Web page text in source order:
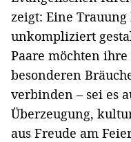
zeigt: Eine
unkompliziert
Paare möchten
besonderen
verbinden – sei es
Überzeugung,
aus Freude am